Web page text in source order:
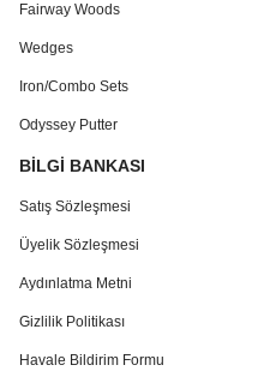
Fairway Woods
Wedges
Iron/Combo Sets
Odyssey Putter
BİLGİ BANKASI
Satış Sözleşmesi
Üyelik Sözleşmesi
Aydınlatma Metni
Gizlilik Politikası
Havale Bildirim Formu